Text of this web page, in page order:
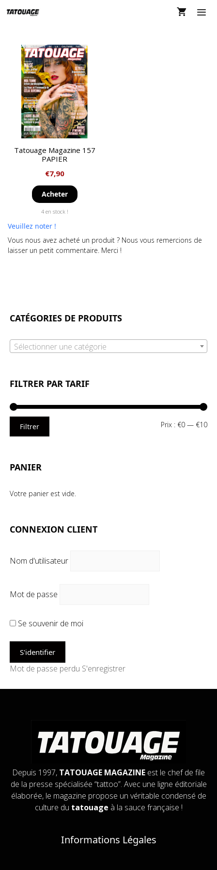
au
Tatouage Magazine 157
PAPIER
€7,90
Acheter
4 en stock !
Veuillez noter !
Vous nous avez acheté un produit ? Nous vous remercions de
laisser un petit commentaire. Merci !
CATÉGORIES DE PRODUITS
Sélectionner une catégorie
FILTRER PAR TARIF
Filtrer Prix : €0 — €10
PANIER
Votre panier est vide.
CONNEXION CLIENT
Nom d'utilisateur
Mot de passe
Se souvenir de moi
Mot de passe perdu S'enregistrer
Depuis 1997, TATOUAGE MAGAZINE est le chef de file
de la presse spécialisée “tattoo”. Avec une ligne éditoriale
élaborée, le magazine propose un véritable condensé de
culture du tatouage à la sauce française !
Informations Légales